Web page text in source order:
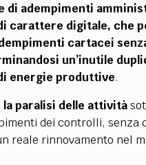
di adempimenti
carattere digitale, che
cartacei
un’inutile
energie produttive.
la paralisi delle attività
dei controlli, senza
reale rinnovamento nel